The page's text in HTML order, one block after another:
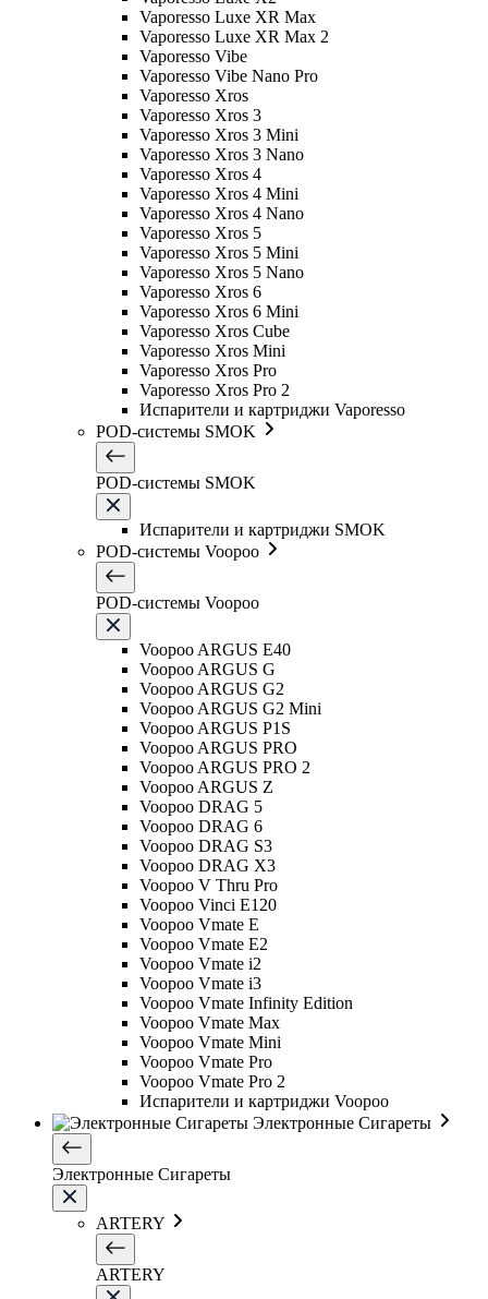
Vaporesso Luxe XR Max
Vaporesso Luxe XR Max 2
Vaporesso Vibe
Vaporesso Vibe Nano Pro
Vaporesso Xros
Vaporesso Xros 3
Vaporesso Xros 3 Mini
Vaporesso Xros 3 Nano
Vaporesso Xros 4
Vaporesso Xros 4 Mini
Vaporesso Xros 4 Nano
Vaporesso Xros 5
Vaporesso Xros 5 Mini
Vaporesso Xros 5 Nano
Vaporesso Xros 6
Vaporesso Xros 6 Mini
Vaporesso Xros Cube
Vaporesso Xros Mini
Vaporesso Xros Pro
Vaporesso Xros Pro 2
Испарители и картриджи Vaporesso
POD-системы SMOK
POD-системы SMOK
Испарители и картриджи SMOK
POD-системы Voopoo
POD-системы Voopoo
Voopoo ARGUS E40
Voopoo ARGUS G
Voopoo ARGUS G2
Voopoo ARGUS G2 Mini
Voopoo ARGUS P1S
Voopoo ARGUS PRO
Voopoo ARGUS PRO 2
Voopoo ARGUS Z
Voopoo DRAG 5
Voopoo DRAG 6
Voopoo DRAG S3
Voopoo DRAG X3
Voopoo V Thru Pro
Voopoo Vinci E120
Voopoo Vmate E
Voopoo Vmate E2
Voopoo Vmate i2
Voopoo Vmate i3
Voopoo Vmate Infinity Edition
Voopoo Vmate Max
Voopoo Vmate Mini
Voopoo Vmate Pro
Voopoo Vmate Pro 2
Испарители и картриджи Voopoo
Электронные Сигареты
Электронные Сигареты
ARTERY
ARTERY